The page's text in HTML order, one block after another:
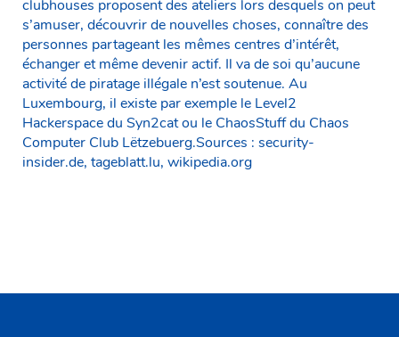
clubhouses proposent des ateliers lors desquels on peut
s’amuser, découvrir de nouvelles choses, connaître des
personnes partageant les mêmes centres d’intérêt,
échanger et même devenir actif. Il va de soi qu’aucune
activité de piratage illégale n’est soutenue. Au
Luxembourg, il existe par exemple le Level2
Hackerspace du Syn2cat ou le ChaosStuff du Chaos
Computer Club Lëtzebuerg.Sources : security-
insider.de, tageblatt.lu, wikipedia.org